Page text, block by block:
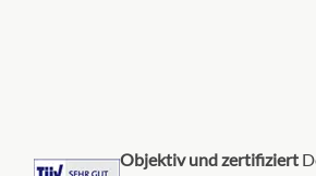
Objektiv und zertifiziert